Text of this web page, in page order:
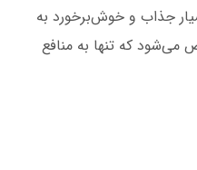
جذاب و خوش‌برخورد به
می‌شود که تنها به منافع